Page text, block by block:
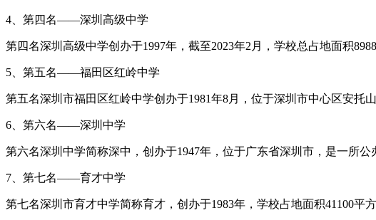
4、第四名——深圳高级中学
第四名深圳高级中学创办于1997年，截至2023年2月，学校总占地面积
5、第五名——福田区红岭中学
第五名深圳市福田区红岭中学创办于1981年8月，位于深圳市中心区安托
6、第六名——深圳中学
第六名深圳中学简称深中，创办于1947年，位于广东省深圳市，是一所公
7、第七名——育才中学
第七名深圳市育才中学简称育才，创办于1983年，学校占地面积41100平